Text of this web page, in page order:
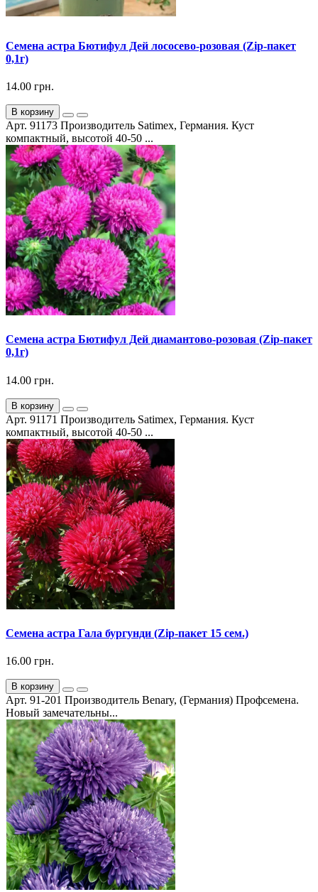
Семена астра Бютифул Дей лососево-розовая (Zip-пакет
0,1г)
14.00 грн.
В корзину
Арт. 91173 Производитель Satimex, Германия. Куст
компактный, высотой 40-50 ...
Семена астра Бютифул Дей диамантово-розовая (Zip-пакет
0,1г)
14.00 грн.
В корзину
Арт. 91171 Производитель Satimex, Германия. Куст
компактный, высотой 40-50 ...
Семена астра Гала бургунди (Zip-пакет 15 сем.)
16.00 грн.
В корзину
Арт. 91-201 Производитель Benary, (Германия) Профсемена.
Новый замечательны...